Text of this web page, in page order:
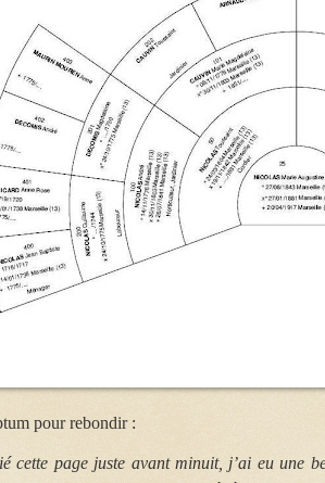
pour rebondir :
cette page juste avant minuit, j’ai eu une